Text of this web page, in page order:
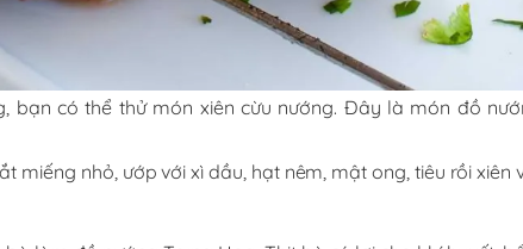
bạn có thể thử món xiên cừu nướng. Đây là món đồ
miếng nhỏ, ướp với xì dầu, hạt nêm, mật ong, tiêu rồi xiên